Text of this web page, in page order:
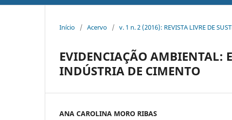
Início / Acervo / v. 1 n. 2 (2016): REVISTA LIVRE DE
EVIDENCIAÇÃO AMBIENTAL:
INDÚSTRIA DE CIMENTO
ANA CAROLINA MORO RIBAS